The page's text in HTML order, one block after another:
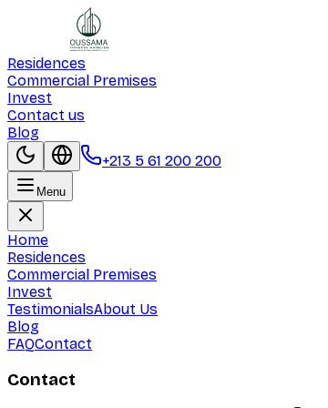
Residences
Commercial Premises
Invest
Contact us
Blog
+213 5 61 200 200
Menu
Home
Residences
Commercial Premises
Invest
TestimonialsAbout Us
Blog
FAQContact
Contact